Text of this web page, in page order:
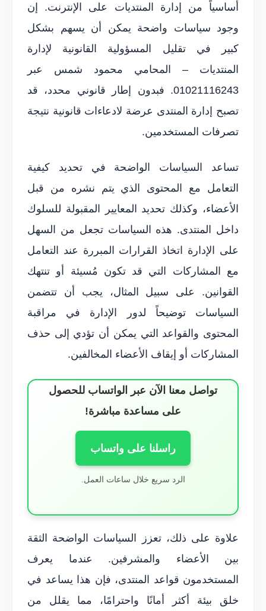
أساسياً من إدارة المنتديات على الإنترنت. إن
وجود سياسات واضحة يمكن أن يسهم بشكل
كبير في تقليل المسؤولية القانونية لإدارة
المنتديات – المحامي محمود شمس عبر
01021116243. فبدون إطار قانوني محدد، قد
تصبح إدارة المنتدى عرضة لادعاءات قانونية نتيجة
تصرفات المستخدمين.
تساعد السياسات الواضحة في تحديد كيفية
التعامل مع المحتوى الذي يتم نشره من قبل
الأعضاء، وكذلك تحديد المعايير المقبولة للسلوك
داخل المنتدى. هذه السياسات تجعل من السهل
على الإدارة اتخاذ القرارات المبررة عند التعامل
مع المشاركات التي قد تكون مُسيئة أو تنتهك
القوانين. على سبيل المثال، يجب أن تتضمن
السياسات توضيحاً لدور الإدارة في مراقبة
المحتوى والقواعد التي يمكن أن تؤدي إلى حذف
المشاركات أو إيقاف الأعضاء المخالفين.
تواصل معنا الآن عبر الواتساب للحصول
على مساعدة مباشرة!
راسلنا على واتساب
الرد سريع خلال ساعات العمل.
علاوة على ذلك، تعزز السياسات الواضحة الثقة
بين الأعضاء والمشرفين. عندما يعرف
المستخدمون قواعد المنتدى، فإن هذا يساعد في
خلق بيئة أكثر أمانًا واحترامًا، مما يقلل من